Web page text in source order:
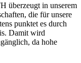
überzeugt in unserem
die für unsere
punktet es durch
Damit wird
da hohe